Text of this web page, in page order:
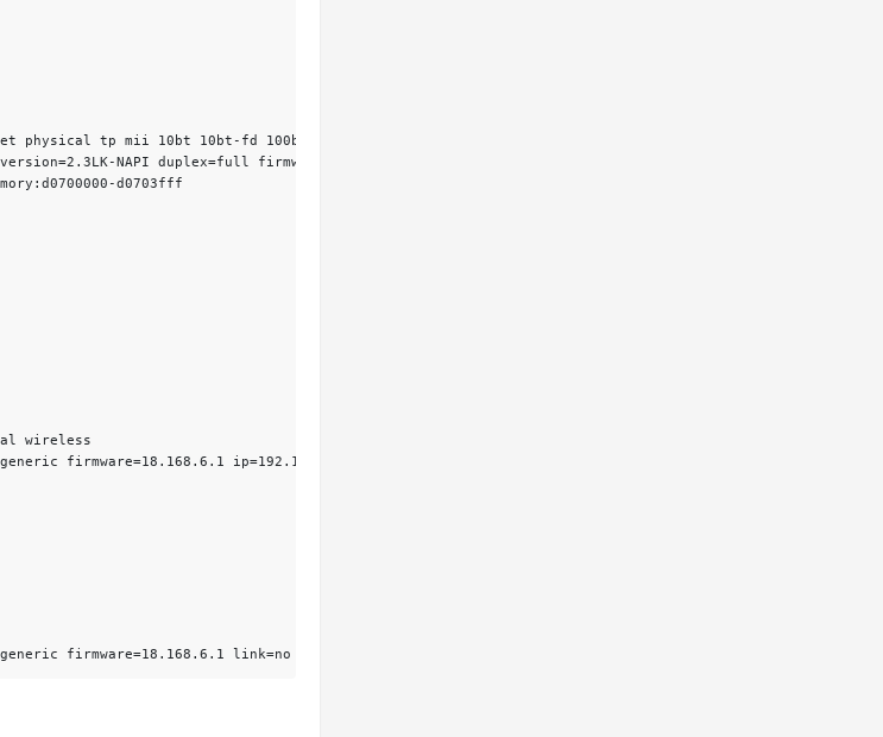
physical tp mii 10bt 10bt-fd 100bt 100bt-fd 1000bt 1000bt-fd autonegotiation
NAPI duplex=full firmware=rtl8168e-3_0.0.4 03/27/12 ip=100.71.131.96 latency=0 link=yes
d0703fff
wireless
firmware=18.168.6.1 ip=192.168.12.1 latency=0 link=yes multicast=yes wireless=IEEE 802.11bgn